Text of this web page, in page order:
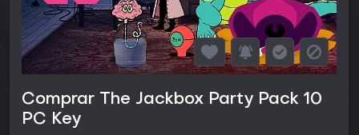
Comprar The Jackbox Party Pack 10
PC Key